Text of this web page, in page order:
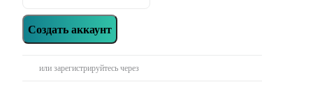
Создать аккаунт
или зарегистрируйтесь через